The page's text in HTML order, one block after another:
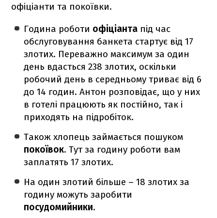
офіціанти та покоївки.
Година роботи офіціанта під час
обслуговування банкета стартує від 17
злотих. Переважно максимум за один
день вдасться 238 злотих, оскільки
робочий день в середньому триває від 6
до 14 годин. Антон розповідає, що у них
в готелі працюють як постійно, так і
приходять на підробіток.
Також хлопець займається пошуком
покоївок. Тут за годину роботи вам
заплатять 17 злотих.
На один злотий більше – 18 злотих за
годину можуть заробити
посудомийники.